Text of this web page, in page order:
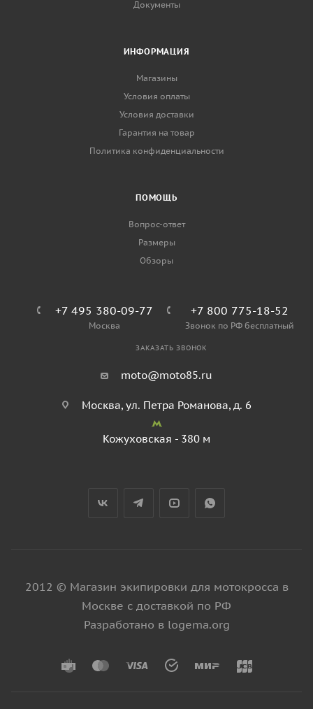
Документы
ИНФОРМАЦИЯ
Магазины
Условия оплаты
Условия доставки
Гарантия на товар
Политика конфиденциальности
ПОМОЩЬ
Вопрос-ответ
Размеры
Обзоры
+7 495 380-09-77
Москва
+7 800 775-18-52
Звонок по РФ бесплатный
ЗАКАЗАТЬ ЗВОНОК
moto@moto85.ru
Москва, ул. Петра Романова, д. 6
Кожуховская - 380 м
2012 © Магазин экипировки для мотокросса в
Москве с доставкой по РФ
Разработано в logema.org